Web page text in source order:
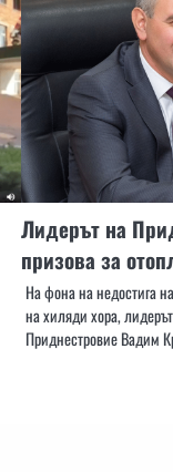
Лидерът на
призова за
На фона на недостига
на хиляди хора,
Приднестровие Вадим